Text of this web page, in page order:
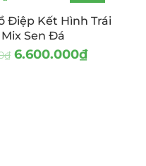
Điệp Kết Hình Trái
Sen Đá
₫ 6.600.000₫